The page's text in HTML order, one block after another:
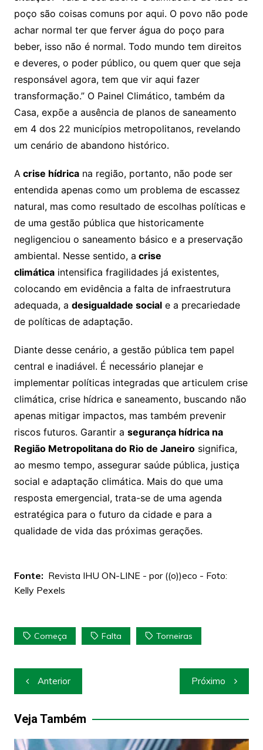
poço são coisas comuns por aqui. O povo não pode
achar normal ter que ferver água do poço para
beber, isso não é normal. Todo mundo tem direitos
e deveres, o poder público, ou quem quer que seja
responsável agora, tem que vir aqui fazer
transformação.” O Painel Climático, também da
Casa, expõe a ausência de planos de saneamento
em 4 dos 22 municípios metropolitanos, revelando
um cenário de abandono histórico.
Acrise hídricana região, portanto, não pode ser
entendida apenas como um problema de escassez
natural, mas como resultado de escolhas políticas e
de uma gestão pública que historicamente
negligenciou o saneamento básico e a preservação
ambiental. Nesse sentido, a crise
climáticaintensifica fragilidades já existentes,
colocando em evidência a falta de infraestrutura
adequada, a desigualdade sociale a precariedade
de políticas de adaptação.
Diante desse cenário, a gestão pública tem papel
central e inadiável. É necessário planejar e
implementar políticas integradas que articulem crise
climática, crise hídrica e saneamento, buscando não
apenas mitigar impactos, mas também prevenir
riscos futuros. Garantir a segurança hídrica na
Região Metropolitana do Rio de Janeirosignifica,
ao mesmo tempo, assegurar saúde pública, justiça
social e adaptação climática. Mais do que uma
resposta emergencial, trata-se de uma agenda
estratégica para o futuro da cidade e para a
qualidade de vida das próximas gerações.
Fonte: Revista IHU ON-LINE - por ((o))eco - Foto:
Kelly Pexels
Começa Falta Torneiras
Navegação
de
Post
Anterior Próximo
Veja Também